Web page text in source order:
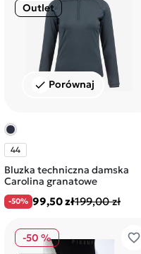
check Porównaj
Outlet
44
Bluzka techniczna damska
Carolina granatowe
-50% 99,50 zł199,00 zł
favorite_border
-50 %